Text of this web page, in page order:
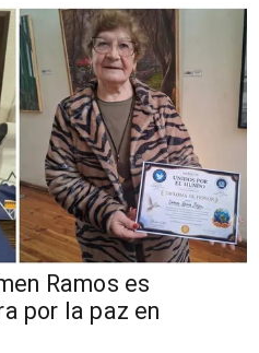
Ramos es
por la paz en